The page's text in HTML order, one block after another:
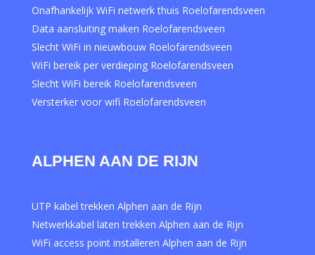
Onafhankelijk WiFi netwerk thuis Roelofarendsveen
Data aansluiting maken Roelofarendsveen
Slecht WiFi in nieuwbouw Roelofarendsveen
WiFi bereik per verdieping Roelofarendsveen
Slecht WiFi bereik Roelofarendsveen
Versterker voor wifi Roelofarendsveen
ALPHEN AAN DE RIJN
UTP kabel trekken Alphen aan de Rijn
Netwerkkabel laten trekken Alphen aan de Rijn
WiFi access point installeren Alphen aan de Rijn